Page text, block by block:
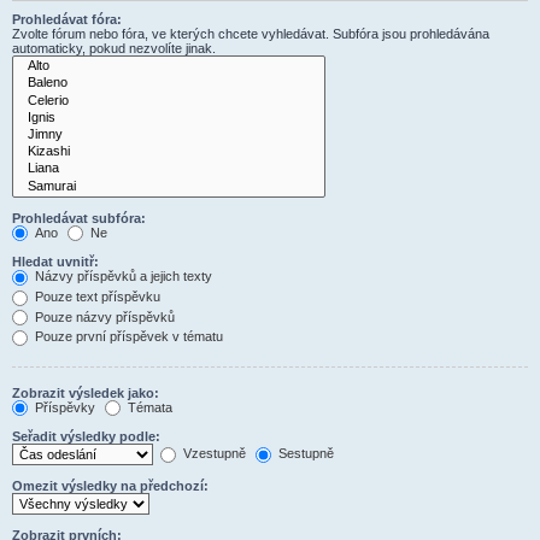
Prohledávat fóra:
Zvolte fórum nebo fóra, ve kterých chcete vyhledávat. Subfóra jsou prohledávána
automaticky, pokud nezvolíte jinak.
Prohledávat subfóra:
Ano
Ne
Hledat uvnitř:
Názvy příspěvků a jejich texty
Pouze text příspěvku
Pouze názvy příspěvků
Pouze první příspěvek v tématu
Zobrazit výsledek jako:
Příspěvky
Témata
Seřadit výsledky podle:
Vzestupně
Sestupně
Omezit výsledky na předchozí:
Zobrazit prvních: